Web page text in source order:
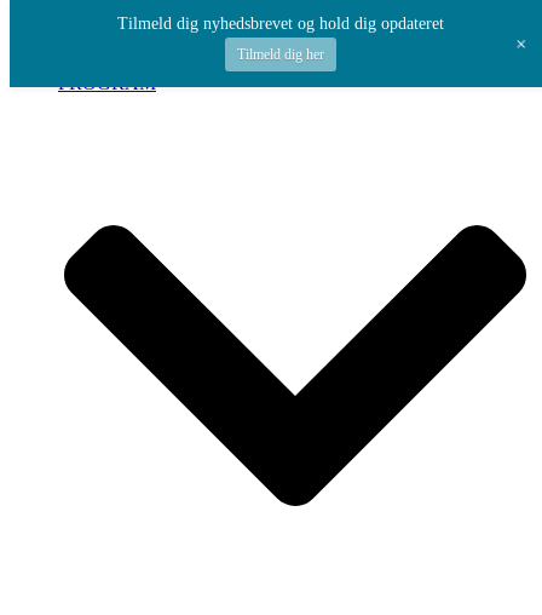
Spring til indhold
PROGRAM
Tilmeld dig nyhedsbrevet og hold dig opdateret
Tilmeld dig her +